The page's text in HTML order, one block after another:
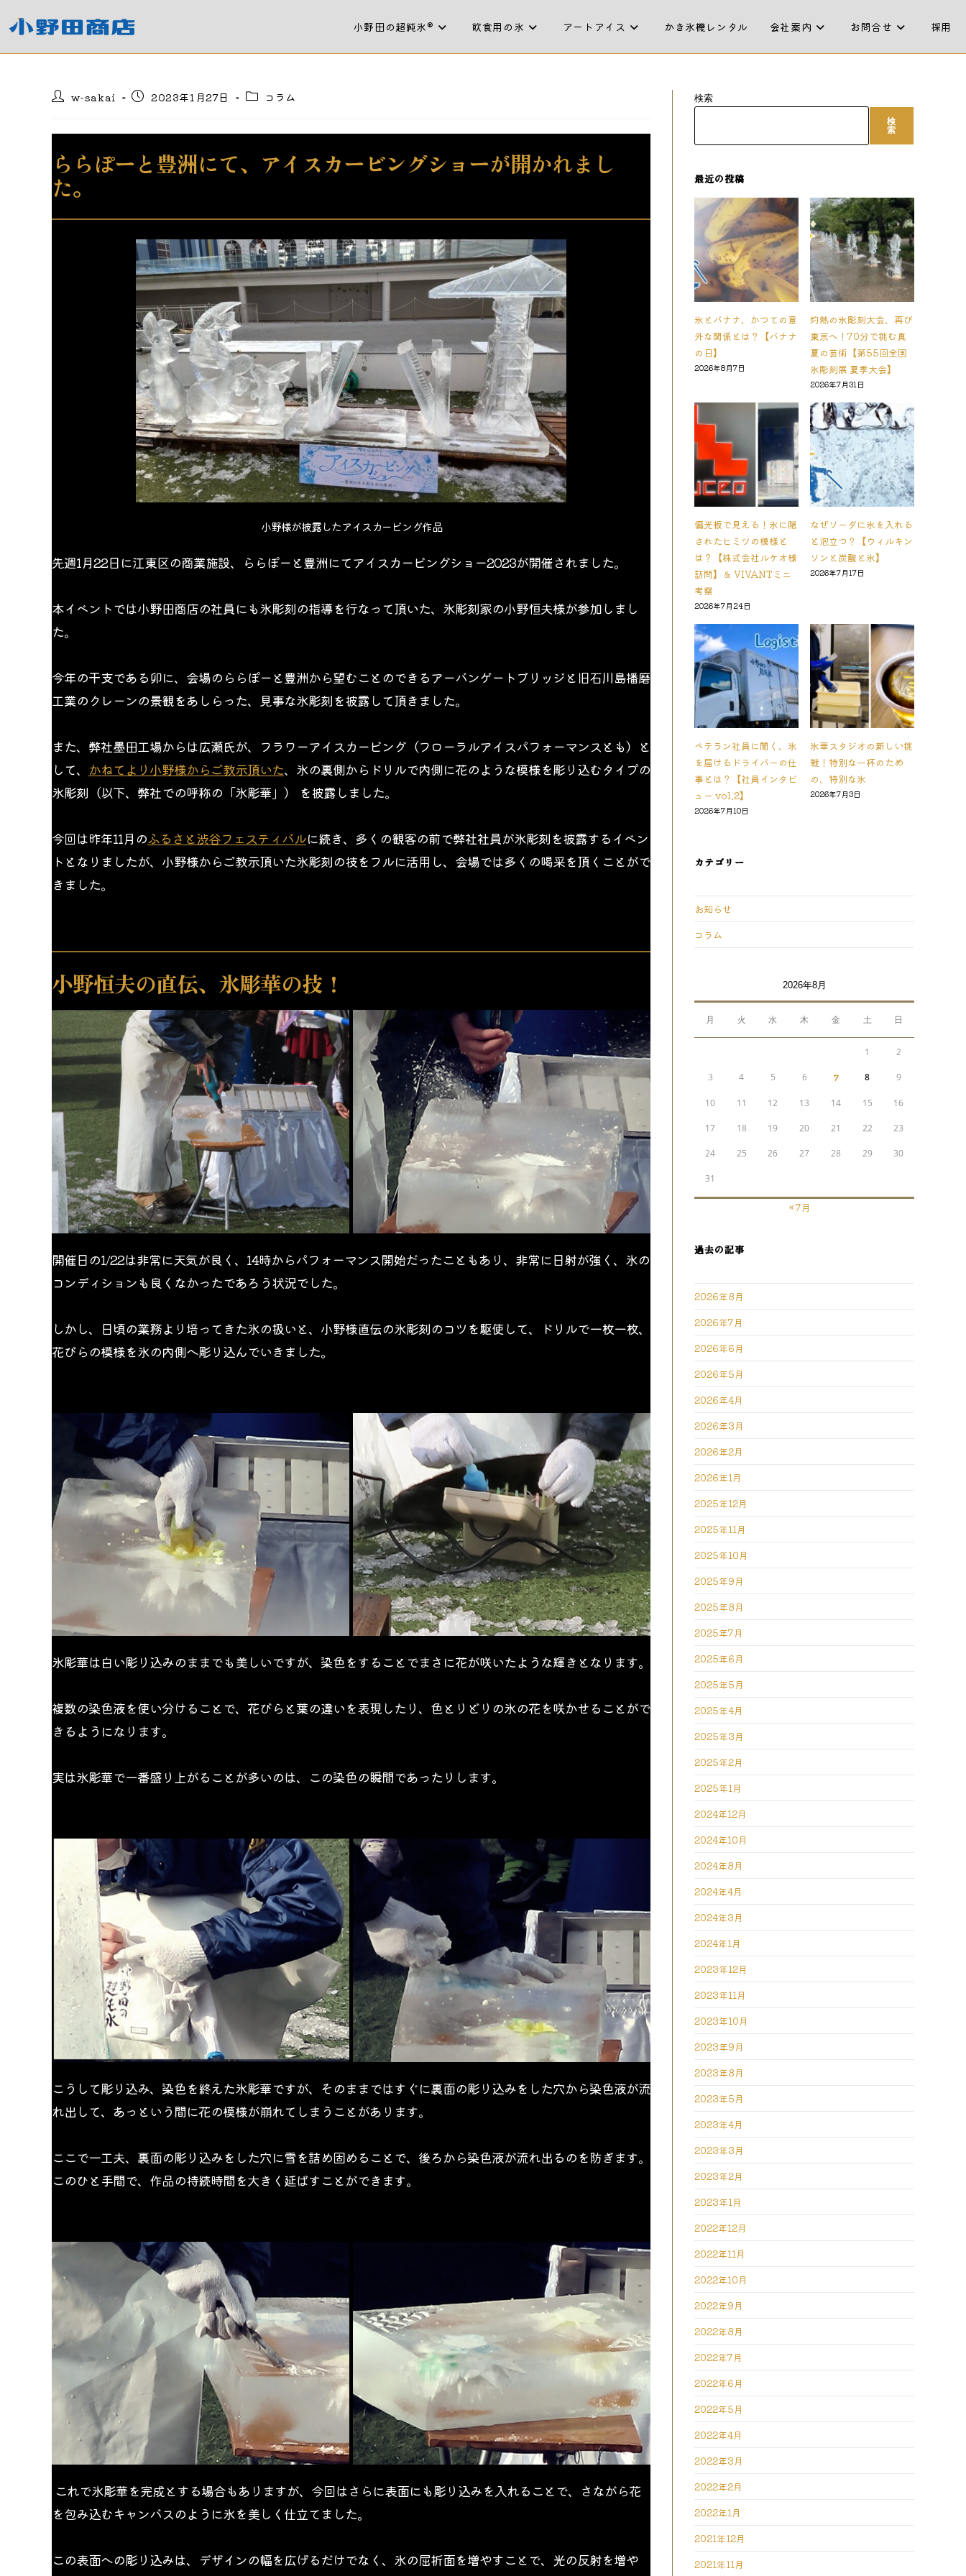
ン
小野田の超純氷® 飲食用の氷 アートアイス かき氷機レンタル 会社案内 お問合せ 採用
投
w-sakai
投
開
2023年1月27日
投
テ
ー:
コラム
ららぽーと豊洲にて、アイスカービングショーが開かれまし
た。
小野様が披露したアイスカービング作品
先週1月22日に江東区の商業施設、ららぽーと豊洲にてアイスカービングショー2023が開催されました。
本イベントでは小野田商店の社員にも氷彫刻の指導を行なって頂いた、氷彫刻家の小野恒夫様が参加しまし
た。
今年の干支である卯に、会場のららぽーと豊洲から望むことのできるアーバンゲートブリッジと旧石川島播磨
工業のクレーンの景観をあしらった、見事な氷彫刻を披露して頂きました。
また、弊社墨田工場からは広瀬氏が、フラワーアイスカービング（フローラルアイスパフォーマンスとも）と
して、 かねてより小野様からご教示頂いた、 氷の裏側からドリルで内側に花のような模様を彫り込むタイプの
氷彫刻（以下、弊社での呼称の「氷彫華」） を披露しました。
今回は昨年11月のふるさと渋谷フェスティバルに続き、多くの観客の前で弊社社員が氷彫刻を披露するイベン
トとなりましたが、小野様からご教示頂いた氷彫刻の技をフルに活用し、会場では多くの喝采を頂くことがで
きました。
小野恒夫の直伝、氷彫華の技！
開催日の1/22は非常に天気が良く、14時からパフォーマンス開始だったこともあり、非常に日射が強く、氷の
コンディションも良くなかったであろう状況でした。
しかし、日頃の業務より培ってきた氷の扱いと、小野様直伝の氷彫刻のコツを駆使して、ドリルで一枚一枚、
花びらの模様を氷の内側へ彫り込んでいきました。
氷彫華は白い彫り込みのままでも美しいですが、染色をすることでまさに花が咲いたような輝きとなります。
複数の染色液を使い分けることで、花びらと葉の違いを表現したり、色とりどりの氷の花を咲かせることがで
きるようになります。
実は氷彫華で一番盛り上がることが多いのは、この染色の瞬間であったりします。
こうして彫り込み、染色を終えた氷彫華ですが、そのままではすぐに裏面の彫り込みをした穴から染色液が流
れ出して、あっという間に花の模様が崩れてしまうことがあります。
ここで一工夫、裏面の彫り込みをした穴に雪を詰め固めることで、後ろから染色液が流れ出るのを防ぎます。
このひと手間で、作品の持続時間を大きく延ばすことができます。
を包み込むキャンバスのように氷を美しく仕立てました。
この表面への彫り込みは、デザインの幅を広げるだけでなく、氷の屈折面を増やすことで、光の反射を増や
検索
検
索
最近の投稿
氷とバナナ、かつての意
外な関係とは？【バナナ
の日】
2026年8月7日
灼熱の氷彫刻大会、再び
東京へ！70分で挑む真
夏の芸術【第55回全国
氷彫刻展 夏季大会】
2026年7月31日
偏光板で見える！氷に隠
されたヒミツの模様と
は？【株式会社ルケオ様
訪問】＆ VIVANTミニ
考察
2026年7月24日
なぜソーダに氷を入れる
と泡立つ？【ウィルキン
ソンと炭酸と氷】
2026年7月17日
ベテラン社員に聞く、氷
を届けるドライバーの仕
事とは？【社員インタビ
ュー vol.2】
2026年7月10日
氷華スタジオの新しい挑
戦！特別な一杯のため
の、特別な氷
2026年7月3日
カテゴリー
お知らせ
コラム
2026年8月
月 火 水 木 金 土 日
1 2
3 4 5 6 7 8 9
10 11 12 13 14 15 16
17 18 19 20 21 22 23
24 25 26 27 28 29 30
31
« 7月
過去の記事
2026年8月
2026年7月
2026年6月
2026年5月
2026年4月
2026年3月
2026年2月
2026年1月
2025年12月
2025年11月
2025年10月
2025年9月
2025年8月
2025年7月
2025年6月
2025年5月
2025年4月
2025年3月
2025年2月
2025年1月
2024年12月
2024年10月
2024年8月
2024年4月
2024年3月
2024年1月
2023年12月
2023年11月
2023年10月
2023年9月
2023年8月
2023年5月
2023年4月
2023年3月
2023年2月
2023年1月
2022年12月
2022年11月
2022年10月
2022年9月
2022年8月
2022年7月
2022年6月
2022年5月
2022年4月
2022年3月
2022年2月
2022年1月
2021年12月
2021年11月